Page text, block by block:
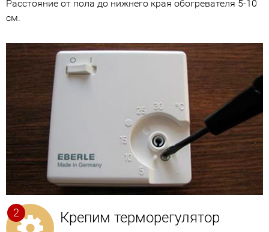
Расстояние от пола до нижнего края обогревателя 5-10
см.
Крепим терморегулятор